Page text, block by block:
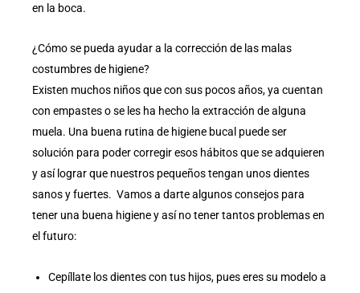
en la boca.
¿Cómo se pueda ayudar a la corrección de las malas
costumbres de higiene?
Existen muchos niños que con sus pocos años, ya cuentan
con empastes o se les ha hecho la extracción de alguna
muela. Una buena rutina de higiene bucal puede ser
solución para poder corregir esos hábitos que se adquieren
y así lograr que nuestros pequeños tengan unos dientes
sanos y fuertes. Vamos a darte algunos consejos para
tener una buena higiene y así no tener tantos problemas en
el futuro:
Cepíllate los dientes con tus hijos, pues eres su modelo a